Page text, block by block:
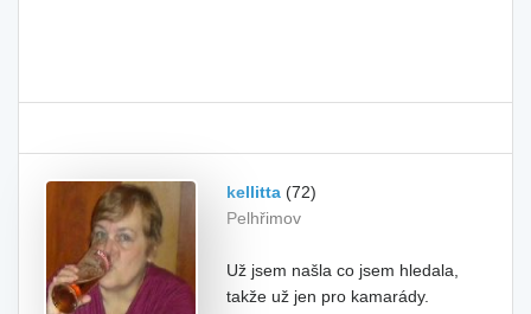
kellitta (72)
Pelhřimov
Už jsem našla co jsem hledala,
takže už jen pro kamarády.